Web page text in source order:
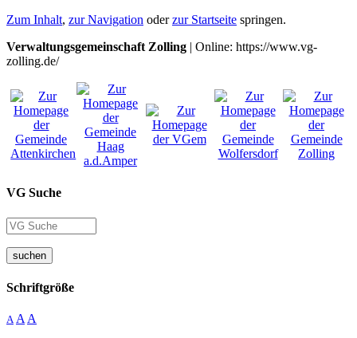
Zum Inhalt, zur Navigation oderzur Startseite springen.
Verwaltungsgemeinschaft Zolling | Online: https://www.vg-
zolling.de/
VG Suche
suchen
Schriftgröße
A A A